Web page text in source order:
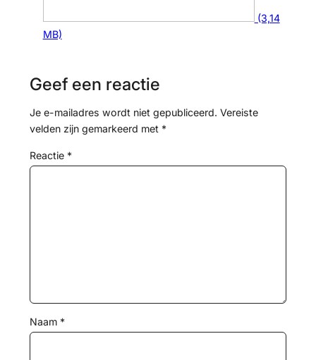
Geef een reactie
Je e-mailadres wordt niet gepubliceerd. Vereiste
velden zijn gemarkeerd met *
Reactie *
Naam *